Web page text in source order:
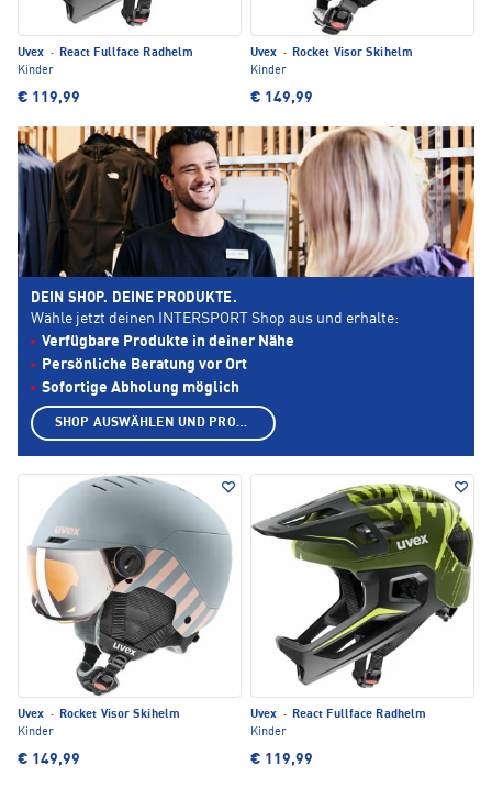
Uvex ·
React Fullface Radhelm
Kinder
€ 119,99
Uvex ·
Rocket Visor Skihelm
Kinder
€ 149,99
Uvex · Rocket Visor Skihelm
Kinder
€ 149,99
Uvex · React Fullface Radhelm
Kinder
€ 119,99
DEIN SHOP. DEINE PRODUKTE.
Wähle jetzt deinen INTERSPORT Shop aus und erhalte:
Verfügbare Produkte in deiner Nähe
Persönliche Beratung vor Ort
Sofortige Abholung möglich
SHOP AUSWÄHLEN UND PRODUKTE ANZEIGEN